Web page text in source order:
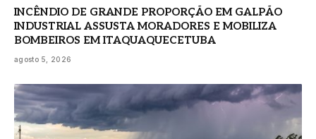
INCÊNDIO DE GRANDE PROPORÇÃO EM GALPÃO
INDUSTRIAL ASSUSTA MORADORES E MOBILIZA
BOMBEIROS EM ITAQUAQUECETUBA
agosto 5, 2026